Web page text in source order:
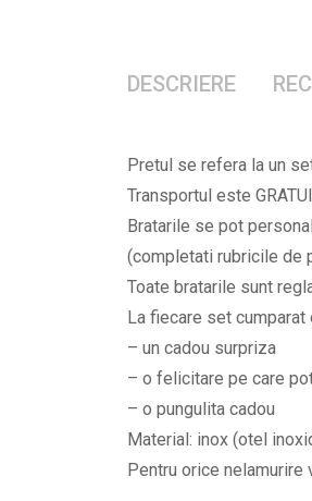
DESCRIERE
Pretul se refera la un
Transportul este
Bratarile se pot
(completati rubricile de
Toate bratarile sunt
La fiecare set cumparat
– un cadou surpriza
– o felicitare pe care
– o pungulita cadou
Material: inox (otel
Pentru orice nelamurire